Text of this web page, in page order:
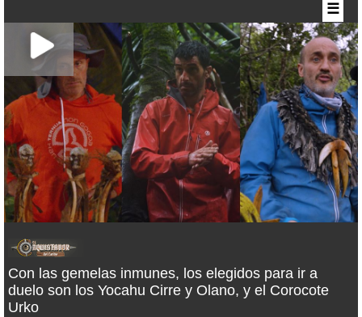
Con las gemelas inmunes, los elegidos para ir a
duelo son los Yocahu Cirre y Olano, y el Corocote
Urko
☰